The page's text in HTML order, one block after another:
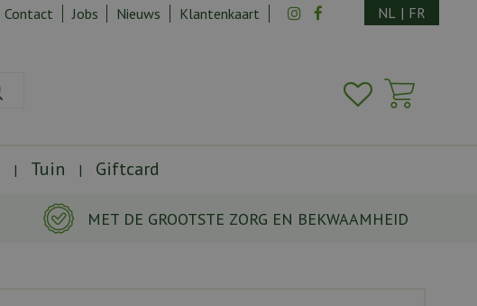
MET DE GROOTSTE ZORG EN BEKWAAMHEID
Contact Jobs Nieuws Klantenkaart NL | FR
Tuin Giftcard